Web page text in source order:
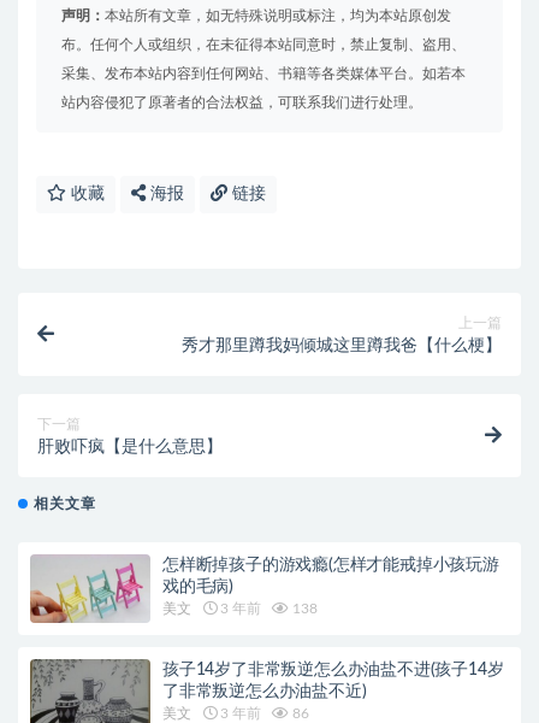
声明： 本站所有文章，如无特殊说明或标注，均为本站原创发
布。任何个人或组织，在未征得本站同意时，禁止复制、盗用、
采集、发布本站内容到任何网站、书籍等各类媒体平台。如若本
站内容侵犯了原著者的合法权益，可联系我们进行处理。
收藏 海报 链接
上一篇
秀才那里蹲我妈倾城这里蹲我爸【什么梗】
下一篇
肝败吓疯【是什么意思】
相关文章
怎样断掉孩子的游戏瘾(怎样才能戒掉小孩玩游
戏的毛病)
美文 3 年前 138
孩子14岁了非常叛逆怎么办油盐不进(孩子14岁
了非常叛逆怎么办油盐不近)
美文 3 年前 86